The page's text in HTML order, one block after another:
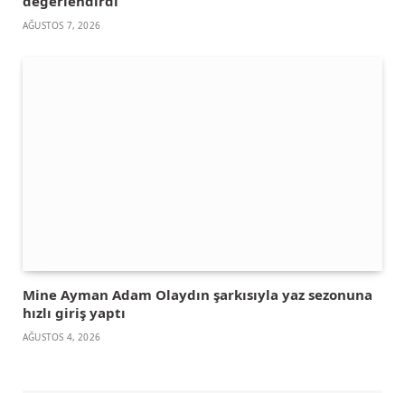
AĞUSTOS 7, 2026
Mine Ayman Adam Olaydın şarkısıyla yaz sezonuna
hızlı giriş yaptı
AĞUSTOS 4, 2026